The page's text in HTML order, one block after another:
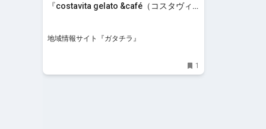
『costavita gelato &café（コスタヴィ
地域情報サイト『ガタチラ』
1